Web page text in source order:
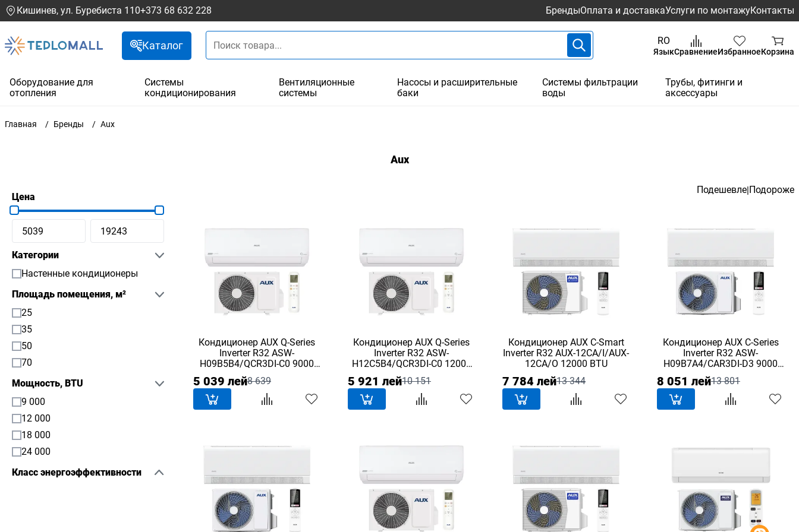
Кишинев, ул. Буребиста 110+373 68 632 228 БрендыОплата и доставкаУслуги по монтажуКонтакты
Каталог RO
ЯзыкСравнениеИзбранноеКорзина
Оборудование для
отопления
Системы
кондиционирования
Вентиляционные
системы
Насосы и расширительные
баки
Системы фильтрации
воды
Трубы, фитинги и
аксессуары
Главная Бренды Aux
Aux
Цена
Категории
Настенные кондиционеры
Площадь помещения, м²
25
35
50
70
Мощность, BTU
9 000
12 000
18 000
24 000
Класс энергоэффективности
Подешевле|Подороже
Кондиционер AUX Q-Series
Inverter R32 ASW-
H09B5B4/QCR3DI-C0 9000
BTU
5 039 лей8 639
Кондиционер AUX Q-Series
Inverter R32 ASW-
H12C5B4/QCR3DI-C0 12000
BTU
5 921 лей10 151
Кондиционер AUX C-Smart
Inverter R32 AUX-12CA/I/AUX-
12CA/O 12000 BTU
7 784 лей13 344
Кондиционер AUX C-Series
Inverter R32 ASW-
H09B7A4/CAR3DI-D3 9000
BTU
8 051 лей13 801